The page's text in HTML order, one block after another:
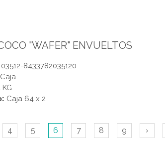
"WAFER" ENVUELTOS
03512-8433782035120
Caja
KG
Caja 64 x 2
4 5 6 7 8 9 ›